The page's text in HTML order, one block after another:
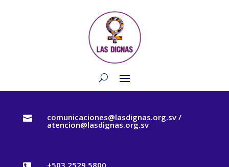
 comunicaciones@lasdignas.org.sv /
atencion@lasdignas.org.sv
+503 2529 5800